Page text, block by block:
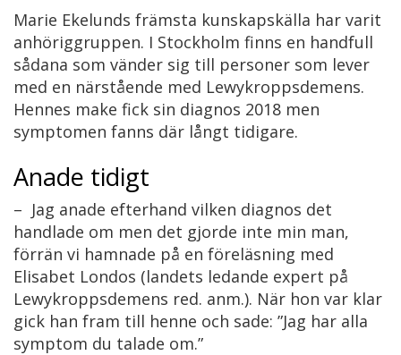
Marie Ekelunds främsta kunskapskälla har varit
anhöriggruppen. I Stockholm finns en handfull
sådana som vänder sig till personer som lever
med en närstående med Lewykroppsdemens.
Hennes make fick sin diagnos 2018 men
symptomen fanns där långt tidigare.
Anade tidigt
– Jag anade efterhand vilken diagnos det
handlade om men det gjorde inte min man,
förrän vi hamnade på en föreläsning med
Elisabet Londos (landets ledande expert på
Lewykroppsdemens red. anm.). När hon var klar
gick han fram till henne och sade: ”Jag har alla
symptom du talade om.”